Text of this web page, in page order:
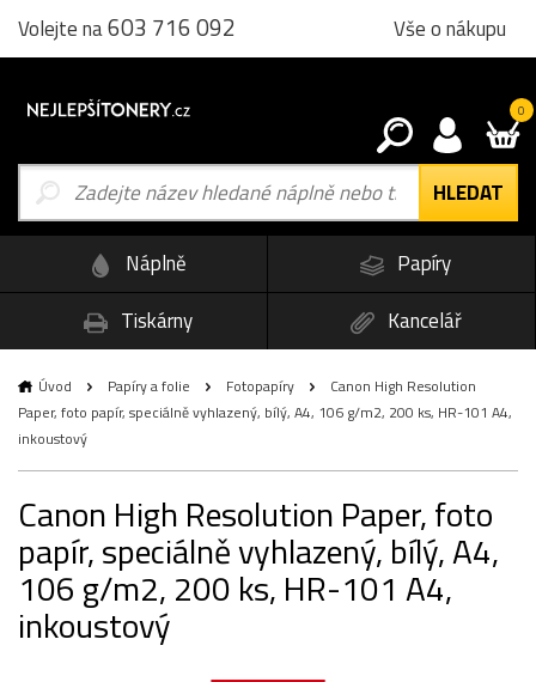
Volejte na603 716 092 Vše o nákupu
0
Náplně
Papíry
Tiskárny
Kancelář
Úvod Papíry a folie Fotopapíry
Canon High Resolution
Paper, foto papír, speciálně vyhlazený, bílý, A4, 106 g/m2, 200 ks, HR-101 A4,
inkoustový
Canon High Resolution Paper, foto
papír, speciálně vyhlazený, bílý, A4,
106 g/m2, 200 ks, HR-101 A4,
inkoustový